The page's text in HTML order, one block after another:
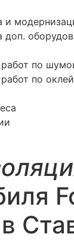
и
доп.
по
по